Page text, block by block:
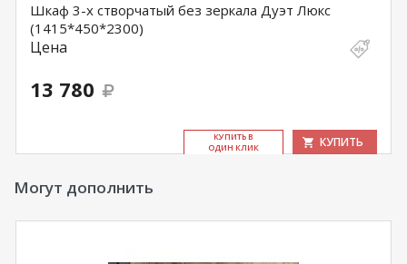
Шкаф 3-х створчатый без зеркала Дуэт Люкс
(1415*450*2300)
Цена
13 780
КУ­ПИТЬ В
ОДИН КЛИК
КУПИТЬ
Могут дополнить